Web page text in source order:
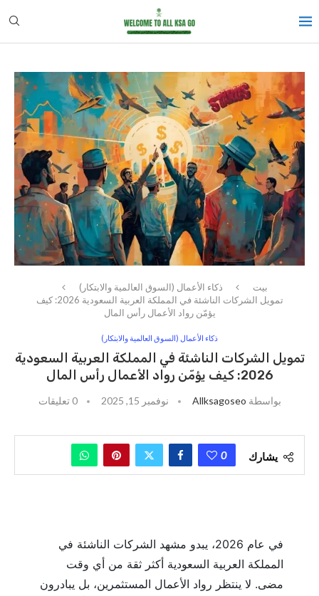
بيت
ذكاء الأعمال (السوق العالمية والابتكار)
تمويل الشركات الناشئة في المملكة العربية السعودية 2026: كيف
يؤمّن رواد الأعمال رأس المال
ذكاء الأعمال (السوق العالمية والابتكار)
تمويل الشركات الناشئة في المملكة العربية السعودية
2026: كيف يؤمّن رواد الأعمال رأس المال
بواسطة Allksagoseo نوفمبر 15, 2025 0 تعليقات
يشارك 0
في عام 2026، يبدو مشهد الشركات الناشئة في
المملكة العربية السعودية أكثر ثقة من أي وقت
مضى. لا ينتظر رواد الأعمال المستثمرين، بل يبادرون